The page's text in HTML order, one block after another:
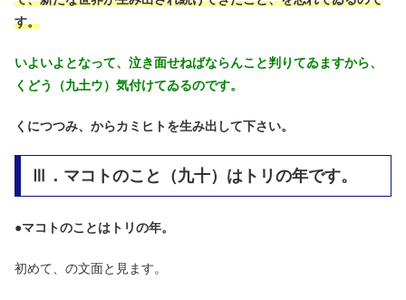
す。
いよいよとなって、泣き面せねばならんこと判りてゐますから、
くどう（九土ウ）気付けてゐるのです。
くにつつみ、からカミヒトを生み出して下さい。
Ⅲ．マコトのこと（九十）はトリの年です。
●マコトのことはトリの年。
初めて、の文面と見ます。